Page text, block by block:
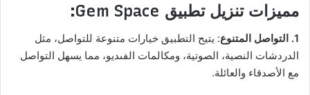
مميزات تنزيل تطبيق Gem Space:
1. التواصل المتنوع
: يتيح التطبيق خيارات متنوعة للتواصل، مثل
الدردشات النصية، الصوتية، ومكالمات الفىديو، مما يسهل التواصل
مع الأصدقاء والعائلة.